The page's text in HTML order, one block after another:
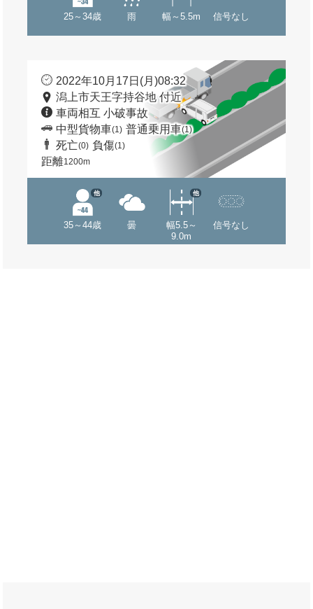
25～34歳 雨 幅～5.5m 信号なし
2022年10月17日(月)08:32
潟上市天王字持谷地 付近
車両相互 小破事故
中型貨物車(1) 普通乗用車(1)
死亡(0) 負傷(1)
距離1200m
35～44歳
他
曇
幅5.5～
9.0m
他
信号なし